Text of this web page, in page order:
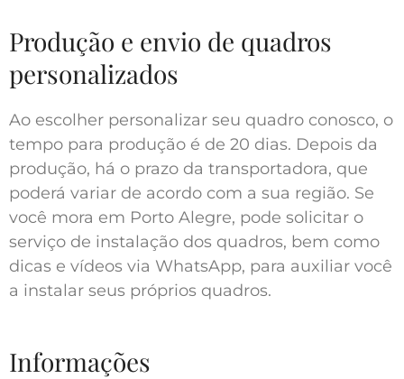
Produção e envio de quadros
personalizados
Ao escolher personalizar seu quadro conosco, o
tempo para produção é de 20 dias. Depois da
produção, há o prazo da transportadora, que
poderá variar de acordo com a sua região. Se
você mora em Porto Alegre, pode solicitar o
serviço de instalação dos quadros, bem como
dicas e vídeos via WhatsApp, para auxiliar você
a instalar seus próprios quadros.
Informações